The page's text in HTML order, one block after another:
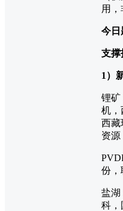
用
今日
支撑
1）
锂矿
机，
西藏
资源
份，
盐湖
科，